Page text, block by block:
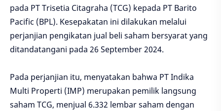
pada PT Trisetia Citagraha (TCG) kepada PT Barito
Pacific (BPL). Kesepakatan ini dilakukan melalui
perjanjian pengikatan jual beli saham bersyarat yang
ditandatangani pada 26 September 2024.
Pada perjanjian itu, menyatakan bahwa PT Indika
Multi Properti (IMP) merupakan pemilik langsung
saham TCG, menjual 6.332 lembar saham dengan